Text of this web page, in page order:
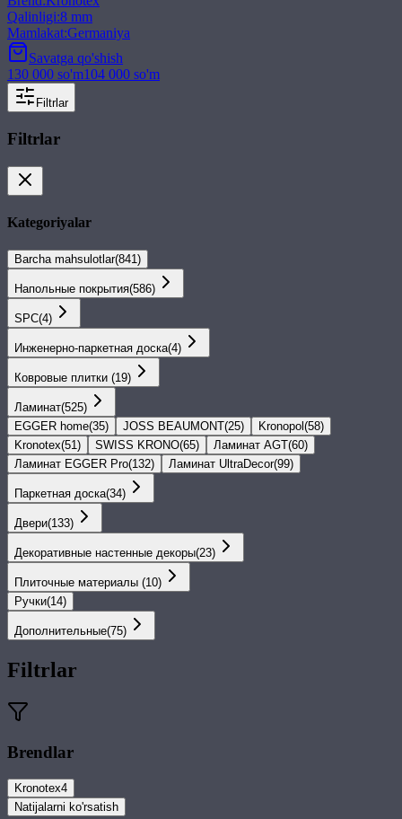
Qalinligi:8 mm
Mamlakat:Germaniya
Savatga qo'shish
130 000 so'm104 000 so'm
Filtrlar
Filtrlar
Kategoriyalar
Barcha mahsulotlar(841)
Напольные покрытия(586)
SPС(4)
Инженерно-паркетная доска(4)
Ковровые плитки (19)
Ламинат(525)
EGGER home(35) JOSS BEAUMONT(25) Kronopol (58)
Kronotex(51) SWISS KRONO(65) Ламинат AGT(60)
Ламинат EGGER Pro(132) Ламинат UltraDecor(99)
Паркетная доска(34)
Двери(133)
Декоративные настенные декоры(23)
Плиточные материалы (10)
Ручки(14)
Дополнительные(75)
Filtrlar
Brendlar
Kronotex4
Natijalarni ko'rsatish